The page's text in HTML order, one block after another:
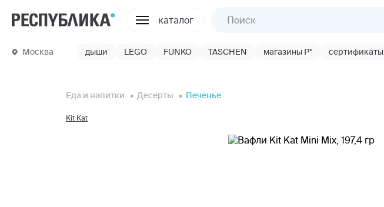
каталог
Москва дыши LEGO FUNKO TASCHEN магазины Р* сертификаты
Еда и напитки Десерты Печенье
Kit Kat